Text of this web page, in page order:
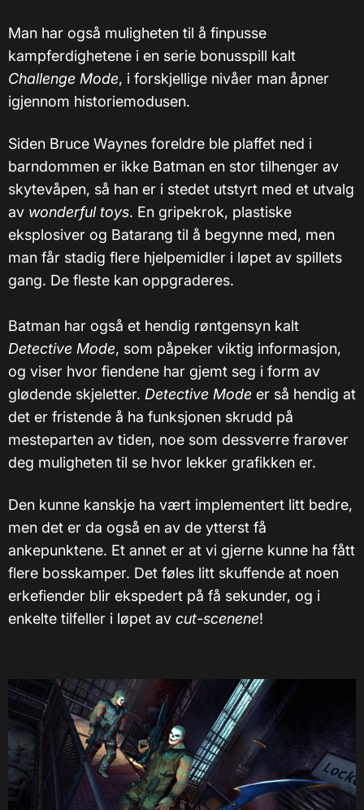
Man har også muligheten til å finpusse
kampferdighetene i en serie bonusspill kalt
Challenge Mode, i forskjellige nivåer man åpner
igjennom historiemodusen.
Siden Bruce Waynes foreldre ble plaffet ned i
barndommen er ikke Batman en stor tilhenger av
skytevåpen, så han er i stedet utstyrt med et utvalg
av wonderful toys. En gripekrok, plastiske
eksplosiver og Batarang til å begynne med, men
man får stadig flere hjelpemidler i løpet av spillets
gang. De fleste kan oppgraderes.
Batman har også et hendig røntgensyn kalt
Detective Mode, som påpeker viktig informasjon,
og viser hvor fiendene har gjemt seg i form av
glødende skjeletter. Detective Mode er så hendig at
det er fristende å ha funksjonen skrudd på
mesteparten av tiden, noe som dessverre frarøver
deg muligheten til se hvor lekker grafikken er.
Den kunne kanskje ha vært implementert litt bedre,
men det er da også en av de ytterst få
ankepunktene. Et annet er at vi gjerne kunne ha fått
flere bosskamper. Det føles litt skuffende at noen
erkefiender blir ekspedert på få sekunder, og i
enkelte tilfeller i løpet av cut-scenene!